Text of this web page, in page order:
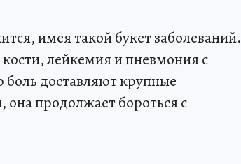
имея такой букет заболеваний.
лейкемия и пневмония с
доставляют крупные
продолжает бороться с